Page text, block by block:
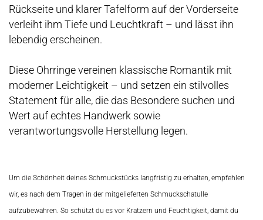
Rückseite und klarer Tafelform auf der Vorderseite
verleiht ihm Tiefe und Leuchtkraft – und lässt ihn
lebendig erscheinen.
Diese Ohrringe vereinen klassische Romantik mit
moderner Leichtigkeit – und setzen ein stilvolles
Statement für alle, die das Besondere suchen und
Wert auf echtes Handwerk sowie
verantwortungsvolle Herstellung legen.
Um die Schönheit deines Schmuckstücks langfristig zu erhalten, empfehlen
wir, es nach dem Tragen in der mitgelieferten Schmuckschatulle
aufzubewahren. So schützt du es vor Kratzern und Feuchtigkeit, damit du